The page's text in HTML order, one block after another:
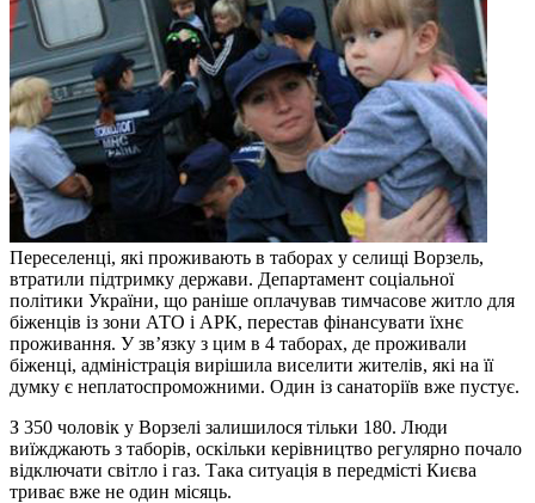
Переселенці, які проживають в таборах у селищі Ворзель,
втратили підтримку держави. Департамент соціальної
політики України, що раніше оплачував тимчасове житло для
біженців із зони АТО і АРК, перестав фінансувати їхнє
проживання. У зв’язку з цим в 4 таборах, де проживали
біженці, адміністрація вирішила виселити жителів, які на її
думку є неплатоспроможними. Один із санаторіїв вже пустує.
З 350 чоловік у Ворзелі залишилося тільки 180. Люди
виїжджають з таборів, оскільки керівництво регулярно почало
відключати світло і газ. Така ситуація в передмісті Києва
триває вже не один місяць.